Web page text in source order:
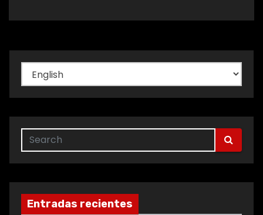
Elegir
un
idioma
Entradas recientes